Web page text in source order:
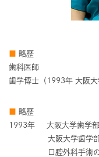
■ 略歴
歯科医師
歯学博士（1993年 大阪大
■ 略歴
1993年
大阪大学歯学
大阪大学歯学
口腔外科手術